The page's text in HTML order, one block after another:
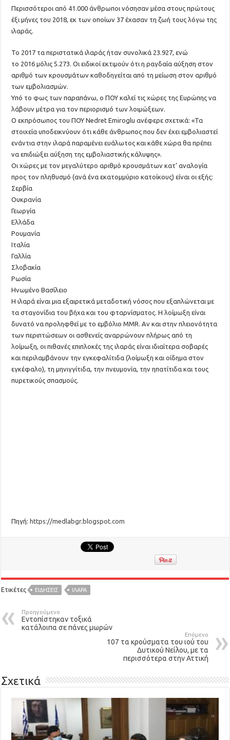
Περισσότεροι από 41.000 άνθρωποι νόσησαν μέσα στους πρώτους
έξι μήνες του 2018, εκ των οποίων 37 έχασαν τη ζωή τους λόγω της
ιλαράς.
Το 2017 τα περιστατικά ιλαράς ήταν συνολικά 23.927, ενώ
το 2016 μόλις 5.273. Οι ειδικοί εκτιμούν ότι η ραγδαία αύξηση στον
αριθμό των κρουσμάτων καθοδηγείται από τη μείωση στον αριθμό
των εμβολιασμών.
Υπό το φως των παραπάνω, ο ΠΟΥ καλεί τις χώρες της Ευρώπης να
λάβουν μέτρα για τον περιορισμό των λοιμώξεων.
Ο εκπρόσωπος του ΠΟΥ Nedret Emiroglu ανέφερε σχετικά: «Τα
στοιχεία υποδεικνύουν ότι κάθε άνθρωπος που δεν έχει εμβολιαστεί
ενάντια στην ιλαρά παραμένει ευάλωτος και κάθε χώρα θα πρέπει
να επιδιώξει αύξηση της εμβολιαστικής κάλυψης».
Οι χώρες με τον μεγαλύτερο αριθμό κρουσμάτων κατ’ αναλογία
προς τον πληθυσμό (ανά ένα εκατομμύριο κατοίκους) είναι οι εξής:
Σερβία
Ουκρανία
Γεωργία
Ελλάδα
Ρουμανία
Ιταλία
Γαλλία
Σλοβακία
Ρωσία
Ηνωμένο Βασίλειο
Η ιλαρά είναι μια εξαιρετικά μεταδοτική νόσος που εξαπλώνεται με
τα σταγονίδια του βήχα και του φταρνίσματος. Η λοίμωξη είναι
δυνατό να προληφθεί με το εμβόλιο MMR. Αν και στην πλειονότητα
των περιπτώσεων οι ασθενείς αναρρώνουν πλήρως από τη
λοίμωξη, οι πιθανές επιπλοκές της ιλαράς είναι ιδιαίτερα σοβαρές
και περιλαμβάνουν την εγκεφαλίτιδα (λοίμωξη και οίδημα στον
εγκέφαλο), τη μηνιγγίτιδα, την πνευμονία, την ηπατίτιδα και τους
πυρετικούς σπασμούς.
Πηγή: https://medlabgr.blogspot.com
Ετικέτες ΕΙΔΉΣΕΙΣ ΙΛΑΡΑ
Προηγούμενο
Εντοπίστηκαν τοξικά
κατάλοιπα σε πάνες μωρών
Επόμενο
107 τα κρούσματα του ιού του
Δυτικού Νείλου, με τα
περισσότερα στην Αττική
Σχετικά